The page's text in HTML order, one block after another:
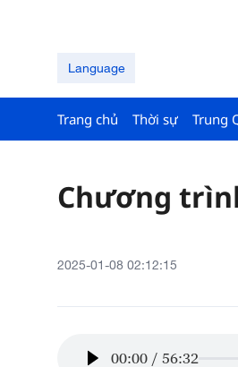
Language
Trang chủ Thời sự Trung
Chương
2025-01-08 02:12:15
00:00 / 56:32